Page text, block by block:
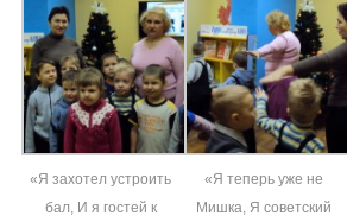
«Я захотел устроить
бал, И я гостей к
«Я теперь уже не
Мишка, Я советский